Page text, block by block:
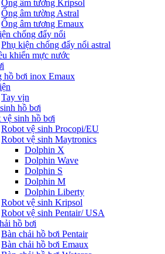
Ống âm tường Kripsol
Ống âm tường Astral
Ống âm tương Emaux
chống đẩy nổi
Phụ kiện chống đẩy nổi astral
khiển mực nước
hồ bơi inox Emaux
Tay vịn
hồ bơi
vệ sinh hồ bơi
Robot vệ sinh Procopi/EU
Robot vệ sinh Maytronics
Dolphin X
Dolphin Wave
Dolphin S
Dolphin M
Dolphin Liberty
Robot vệ sinh Kripsol
Robot vệ sinh Pentair/ USA
hồ bơi
Bàn chải hồ bơi Pentair
Bàn chải hồ bơi Emaux